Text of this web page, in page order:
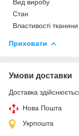
Вид виробу
Стан
Властивості тканини
Приховати
Умови доставки
Доставка
Нова Пошта
Укрпошта